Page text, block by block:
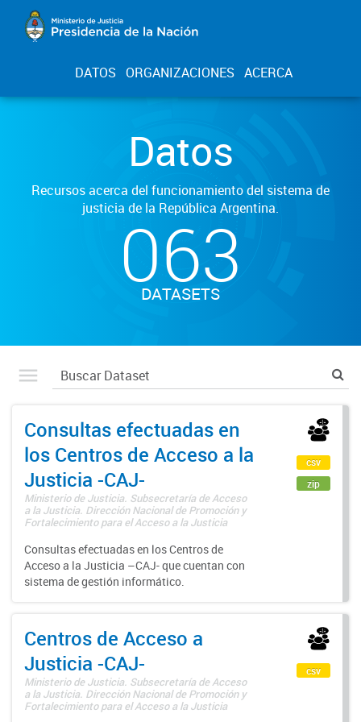
DATOS ORGANIZACIONES ACERCA
Datos
Recursos acerca del funcionamiento del sistema de
justicia de la República Argentina.
063
DATASETS
Consultas efectuadas en
los Centros de Acceso a la
Justicia -CAJ-
Ministerio de Justicia. Subsecretaría de Acceso
a la Justicia. Dirección Nacional de Promoción y
Fortalecimiento para el Acceso a la Justicia
Consultas efectuadas en los Centros de
Acceso a la Justicia –CAJ- que cuentan con
sistema de gestión informático.
csv
zip
Centros de Acceso a
Justicia -CAJ-
Ministerio de Justicia. Subsecretaría de Acceso
a la Justicia. Dirección Nacional de Promoción y
Fortalecimiento para el Acceso a la Justicia
csv